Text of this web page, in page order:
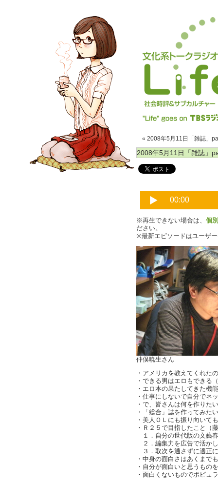
« 2008年5月11日「雑誌」
2008年5月11日「雑誌」
※再生できない場合は、 個
ださい。
※最新エピソードはユーザ
仲俣暁生さん
・アメリカを教えてくれた
・できる男はエロもできる
・エロ本の果たしてきた機能
・仕事にしないで自分でネ
・で、皆さんは何を作りた
・「総合」誌を作ってみた
・美人ＯＬにも振り向いて
・Ｒ２５で目指したこと（
１．自分の世代版の文藝
２．編集力を広告で活か
３．取次を通さずに適正
・中身の面白さはあくまで
・自分が面白いと思うもの
・面白くないものでポピ